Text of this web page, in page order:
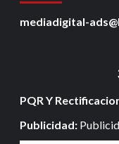
mediadigital-
PQR Y
Publicidad: